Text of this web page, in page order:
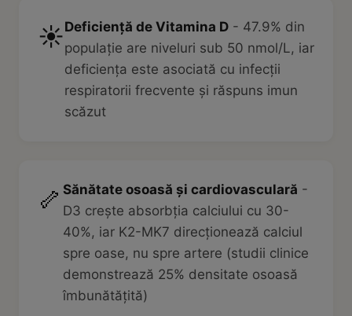
☀️Deficiență de Vitamina D - 47.9% din
populație are niveluri sub 50 nmol/L, iar
deficiența este asociată cu infecții
respiratorii frecvente și răspuns imun
scăzut
🦴 Sănătate osoasă și cardiovasculară -
D3 crește absorbția calciului cu 30-
40%, iar K2-MK7 direcționează calciul
spre oase, nu spre artere (studii clinice
demonstrează 25% densitate osoasă
îmbunătățită)